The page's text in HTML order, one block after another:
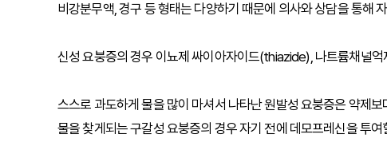
비강분무액, 경구 등 형태는 다양하기 때문에 의사와 상담을 통해
신성 요붕증의 경우 이뇨제 싸이아자이드(thiazide), 나트륨채널
스스로 과도하게 물을 많이 마셔서 나타난 원발성 요붕증은 약제
물을 찾게되는 구갈성 요붕증의 경우 자기 전에 데모프레신을 투여